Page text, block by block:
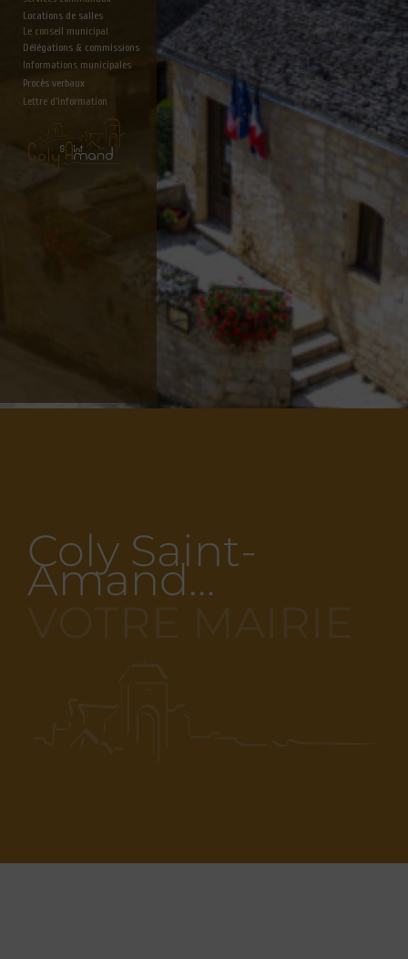
Locations de salles
Le conseil municipal
Délégations & commissions
Informations municipales
Lettre d'information
Procès verbaux
Coly Saint-
Amand…